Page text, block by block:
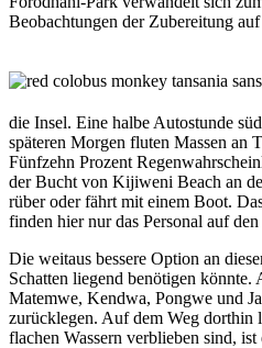
Beobachtungen der Zubereitung
die Insel. Eine halbe Autostunde
späteren Morgen fluten Massen an
Fünfzehn Prozent
der Bucht von Kijiweni Beach an
rüber oder fährt mit einem Boot.
finden hier nur das Personal auf
Die weitaus bessere Option an
Schatten liegend benötigen
Matemwe, Kendwa, Pongwe und
zurücklegen. Auf dem Weg dorthin
flachen Wassern verblieben sind,